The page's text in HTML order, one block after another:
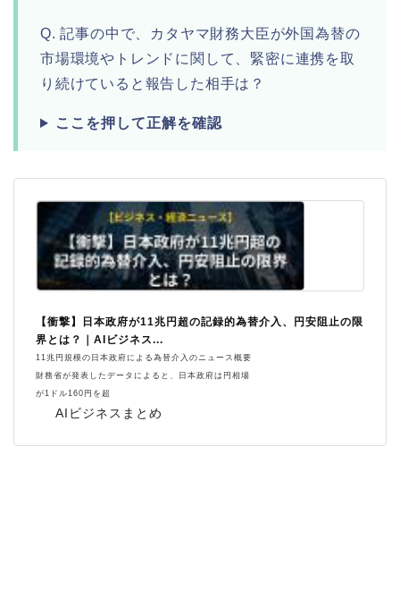
Q. 記事の中で、カタヤマ財務大臣が外国為替の
市場環境やトレンドに関して、緊密に連携を取
り続けていると報告した相手は？
ここを押して正解を確認
AIビジネスまとめ
【衝撃】日本政府が11兆円超の記録的為替介入、円安阻止の限
界とは？｜AIビジネス...
11兆円規模の日本政府による為替介入のニュース概要
財務省が発表したデータによると、日本政府は円相場
が1ドル160円を超